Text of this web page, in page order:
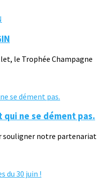
le Trophée Champagne
ne se dément pas.
souligner notre partenariat